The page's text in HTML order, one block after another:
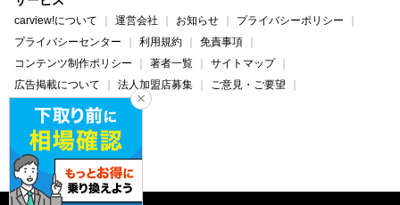
carview!について 運営会社 お知らせ
プライバシーポリシー
プライバシーセンター
利用規約
免責事項
コンテンツ制作ポリシー
著者一覧
サイトマップ
広告掲載について
法人加盟店募集
ご意見・ご要望
ヘルプ・お問い合わせ
carview! Yahoo! JAPAN